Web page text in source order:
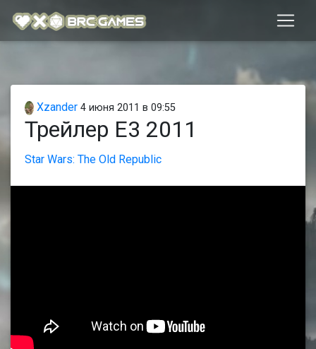
Xzander 4 июня 2011 в 09:55
Трейлер Е3 2011
Star Wars: The Old Republic